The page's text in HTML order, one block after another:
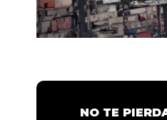
NO TE